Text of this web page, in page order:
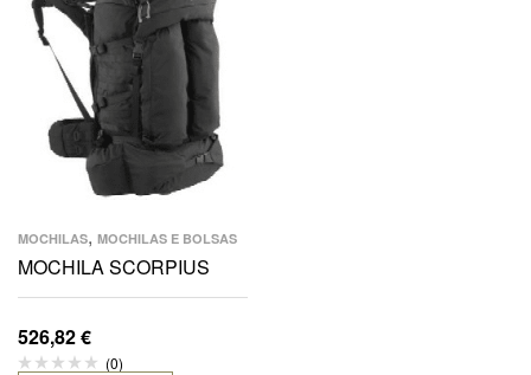
MOCHILAS, MOCHILAS E BOLSAS
MOCHILA SCORPIUS
526,82€
(0)